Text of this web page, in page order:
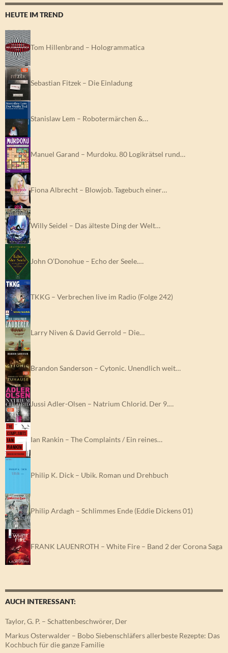
HEUTE IM TREND
Tom Hillenbrand – Hologrammatica
Sebastian Fitzek – Die Einladung
Stanislaw Lem – Robotermärchen &…
Manuel Garand – Murdoku. 80 Logikrätsel rund…
Fiona Albrecht – Blowjob. Tagebuch einer…
Willy Seidel – Das älteste Ding der Welt…
John O’Donohue – Echo der Seele.…
TKKG – Verbrechen live im Radio (Folge 242)
Larry Niven & David Gerrold – Die…
Brandon Sanderson – Cytonic. Unendlich weit…
Jussi Adler-Olsen – Natrium Chlorid. Der 9.…
Ian Rankin – The Complaints / Ein reines…
Philip K. Dick – Ubik. Roman und Drehbuch
Philip Ardagh – Schlimmes Ende (Eddie Dickens 01)
FRANK LAUENROTH – White Fire – Band 2 der Corona Saga
AUCH INTERESSANT:
Taylor, G. P. – Schattenbeschwörer, Der
Markus Osterwalder – Bobo Siebenschläfers allerbeste Rezepte: Das
Kochbuch für die ganze Familie